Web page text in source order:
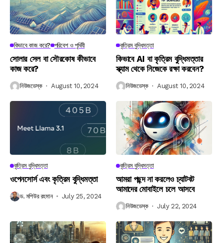
কিভাবে কাজ করে? পরিবেশ ও পৃথিবী
সোলার সেল বা সৌরকোষ কীভাবে
কাজ করে?
নিউজডেস্ক August 10, 2024
কৃত্রিম বুদ্ধিমত্তা
কিভাবে AI বা কৃত্রিম বুদ্ধিমত্তার
স্ক্যাম থেকে নিজেকে রক্ষা করবেন?
নিউজডেস্ক August 10, 2024
কৃত্রিম বুদ্ধিমত্তা
ওপেনসোর্স এবং কৃত্রিম বুদ্ধিমত্তা
ড. মশিউর রহমান July 25, 2024
কৃত্রিম বুদ্ধিমত্তা
আমরা পছন্দ না করলেও চ্যাটবট
আমাদের মোবাইলে চলে আসবে
নিউজডেস্ক July 22, 2024